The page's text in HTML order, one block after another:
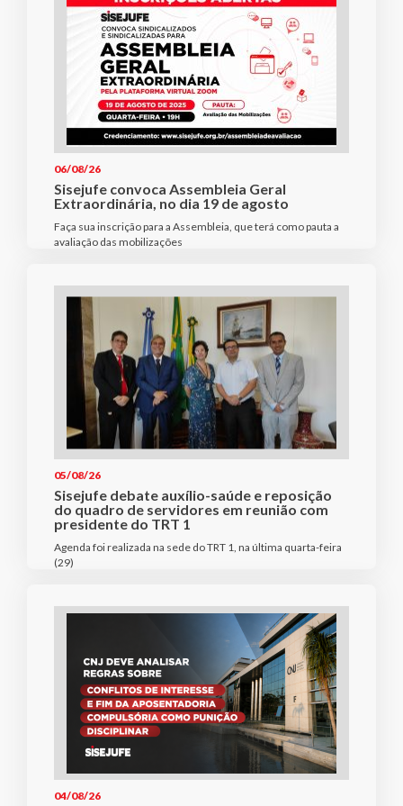
06/08/26
Sisejufe convoca Assembleia Geral
Extraordinária, no dia 19 de agosto
Faça sua inscrição para a Assembleia, que terá como pauta a
avaliação das mobilizações
05/08/26
Sisejufe debate auxílio-saúde e reposição
do quadro de servidores em reunião com
presidente do TRT 1
Agenda foi realizada na sede do TRT 1, na última quarta-feira
(29)
04/08/26